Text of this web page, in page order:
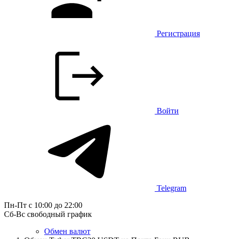
Регистрация
Войти
Telegram
Пн-Пт с 10:00 до 22:00
Сб-Вс свободный график
Обмен валют